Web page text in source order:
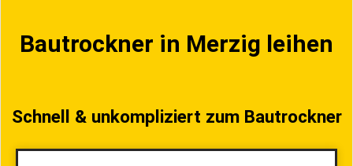
Bautrockner in Merzig leihen
Schnell & unkompliziert zum Bautrockner